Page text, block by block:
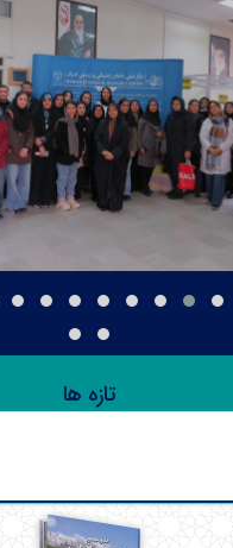
هیئت علمی و دانشجویان
مدرس از مرکز ملی ذخایر
تازه ها